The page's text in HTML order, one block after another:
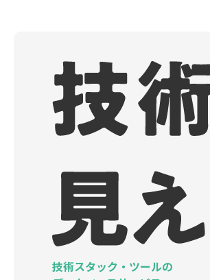
技術スタック・ツールの